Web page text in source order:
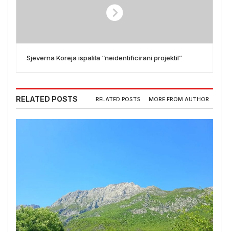
Sjeverna Koreja ispalila “neidentificirani projektil”
RELATED POSTS RELATED POSTS MORE FROM AUTHOR